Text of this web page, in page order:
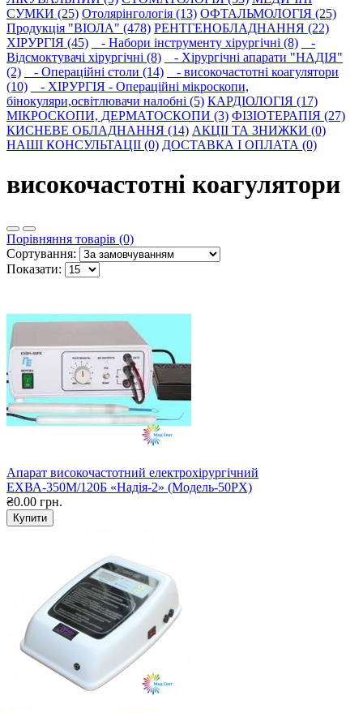
СУМКИ (25) Отолярінгологія (13) ОФТАЛЬМОЛОГІЯ (25)
Продукція "ВІОЛА" (478) РЕНТГЕНОБЛАДНАННЯ (22)
ХІРУРГІЯ (45)
- Набори інструменту хірургічні (8)
-
Відсмоктувачі хірургічні (8)
- Хірургічні апарати "НАДІЯ"
(2)
- Операційні столи (14)
- високочастотні коагулятори
(10)
- ХІРУРГІЯ - Операційні мікроскопи,
бінокуляри,освітлювачи налобні (5) КАРДІОЛОГІЯ (17)
МIКРОСКОПИ, ДЕРМАТОСКОПИ (3) ФІЗІОТЕРАПІЯ (27)
КИСНЕВЕ ОБЛАДНАННЯ (14) АКЦІІ ТА ЗНИЖКИ (0)
НАШІ КОНСУЛЬТАЦІІ (0) ДОСТАВКА І ОПЛАТА (0)
високочастотні коагулятори
Порівняння товарів (0)
Сортування:
Показати:
Апарат високочастотний електрохірургічний
ЕХВА-350М/120Б «Надія-2» (Модель-50РX)
₴0.00 грн.
Купити